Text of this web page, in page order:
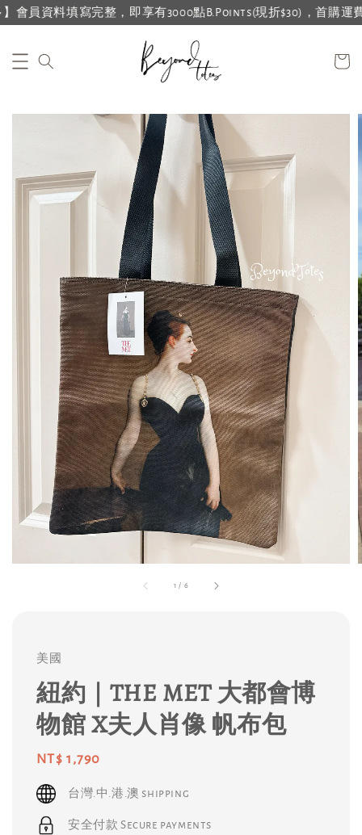
員資料填寫完整，即享有3000點B.Points(現折$30)，首購運費
1 / 6
美國
紐約｜THE MET 大都會博
物館 X夫人肖像 帆布包
Regular
price
NT$ 1,790
台灣.中.港.澳 shipping
安全付款 Secure payments